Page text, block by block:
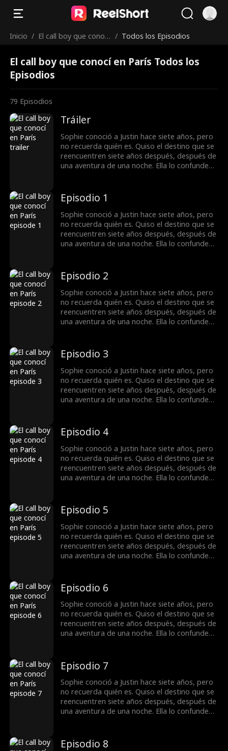
Inicio / El call boy que conocí / Todos los Episodios
El call boy que conocí en París Todos los
Episodios
79 Episodios
Tráiler
Sophie conoció a Justin hace siete años, pero
no recuerda quién es. Quiso el destino que se
reencuentren siete años después, después de
una aventura de una noche. Ella lo confunde
Episodio 1
Sophie conoció a Justin hace siete años, pero
no recuerda quién es. Quiso el destino que se
reencuentren siete años después, después de
una aventura de una noche. Ella lo confunde
Episodio 2
Sophie conoció a Justin hace siete años, pero
no recuerda quién es. Quiso el destino que se
reencuentren siete años después, después de
una aventura de una noche. Ella lo confunde
Episodio 3
Sophie conoció a Justin hace siete años, pero
no recuerda quién es. Quiso el destino que se
reencuentren siete años después, después de
una aventura de una noche. Ella lo confunde
Episodio 4
Sophie conoció a Justin hace siete años, pero
no recuerda quién es. Quiso el destino que se
reencuentren siete años después, después de
una aventura de una noche. Ella lo confunde
Episodio 5
Sophie conoció a Justin hace siete años, pero
no recuerda quién es. Quiso el destino que se
reencuentren siete años después, después de
una aventura de una noche. Ella lo confunde
Episodio 6
Sophie conoció a Justin hace siete años, pero
no recuerda quién es. Quiso el destino que se
reencuentren siete años después, después de
una aventura de una noche. Ella lo confunde
Episodio 7
Sophie conoció a Justin hace siete años, pero
no recuerda quién es. Quiso el destino que se
reencuentren siete años después, después de
una aventura de una noche. Ella lo confunde
Episodio 8